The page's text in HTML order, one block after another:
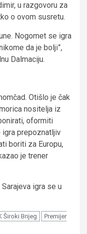
u razgovoru za
o ovom susretu.
Nogomet se igra
da je bolji”,
Dalmaciju.
Otišlo je čak
nositelja iz
oformiti
igra prepoznatljiv
boriti za Europu,
je trener
igra se u
Široki Brijeg
Premijer